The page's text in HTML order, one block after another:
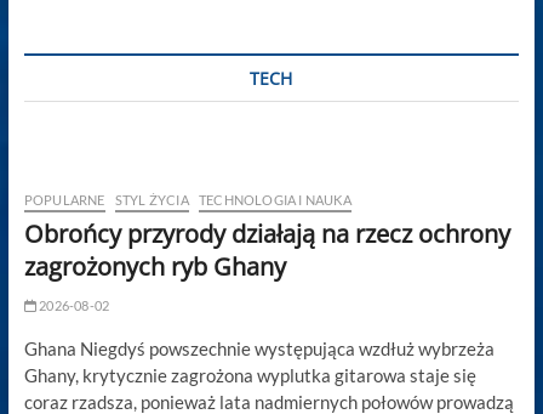
TECH
POPULARNE STYL ŻYCIA TECHNOLOGIA I NAUKA
Obrońcy przyrody działają na rzecz ochrony
zagrożonych ryb Ghany
2026-08-02
Ghana Niegdyś powszechnie występująca wzdłuż wybrzeża
Ghany, krytycznie zagrożona wyplutka gitarowa staje się
coraz rzadsza, ponieważ lata nadmiernych połowów prowadzą